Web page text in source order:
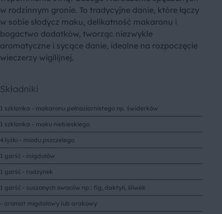
w rodzinnym gronie. To tradycyjne danie, które łączy
w sobie słodycz maku, delikatność makaronu i
bogactwo dodatków, tworząc niezwykle
aromatyczne i sycące danie, idealne na rozpoczęcie
wieczerzy wigilijnej.
Składniki
1 szklanka - makaronu pełnoziarnistego np. świderków
1 szklanka - maku niebieskiego
4 łyżki - miodu pszczelego
1 garść - migdałów
1 garść - rodzynek
1 garść - suszonych owoców np.: fig, daktyli, śliwek
- aromat migdałowy lub arakowy